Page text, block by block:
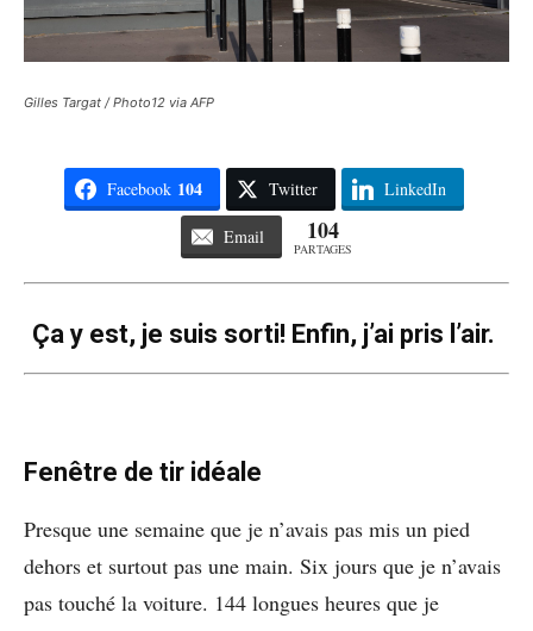
Gilles Targat / Photo12 via AFP
Facebook 104 Twitter LinkedIn
Email 104
PARTAGES
Ça y est, je suis sorti! Enfin, j’ai pris l’air.
Fenêtre de tir idéale
Presque une semaine que je n’avais pas mis un pied
dehors et surtout pas une main. Six jours que je n’avais
pas touché la voiture. 144 longues heures que je